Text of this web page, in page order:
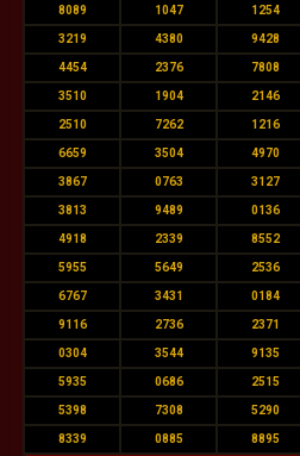
8089 1047 1254
3219 4380 9428
4454 2376 7808
3510 1904 2146
2510 7262 1216
6659 3504 4970
3867 0763 3127
3813 9489 0136
4918 2339 8552
5955 5649 2536
6767 3431 0184
9116 2736 2371
0304 3544 9135
5935 0686 2515
5398 7308 5290
8339 0885 8895